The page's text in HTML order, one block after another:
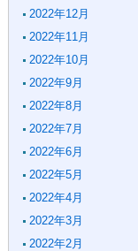
2022年12月
2022年11月
2022年10月
2022年9月
2022年8月
2022年7月
2022年6月
2022年5月
2022年4月
2022年3月
2022年2月